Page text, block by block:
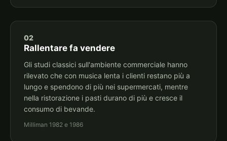
02
Rallentare fa vendere
Gli studi classici sull'ambiente commerciale hanno
rilevato che con musica lenta i clienti restano più a
lungo e spendono di più nei supermercati, mentre
nella ristorazione i pasti durano di più e cresce il
consumo di bevande.
Milliman 1982 e 1986